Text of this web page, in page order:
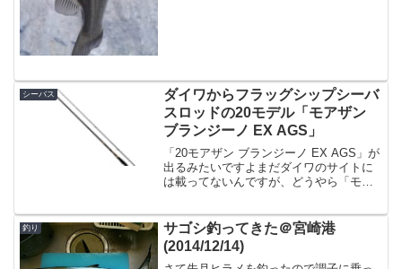
シーバス
ダイワからフラッグシップシーバ
スロッドの20モデル「モアザン
ブランジーノ EX AGS」
「20モアザン ブランジーノ EX AGS」が
出るみたいですよまだダイワのサイトに
は載ってないんですが、どうやら「モア
ン ブランジーノ EX AGS 97...
釣り
サゴシ釣ってきた＠宮崎港
(2014/12/14)